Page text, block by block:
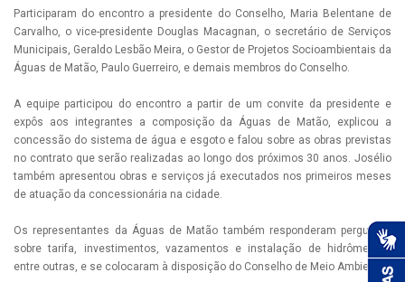
Participaram do encontro a presidente do Conselho, Maria Belentane de
Carvalho, o vice-presidente Douglas Macagnan, o secretário de Serviços
Municipais, Geraldo Lesbão Meira, o Gestor de Projetos Socioambientais da
Águas de Matão, Paulo Guerreiro, e demais membros do Conselho.
A equipe participou do encontro a partir de um convite da presidente e
expôs aos integrantes a composição da Águas de Matão, explicou a
concessão do sistema de água e esgoto e falou sobre as obras previstas
no contrato que serão realizadas ao longo dos próximos 30 anos. Josélio
também apresentou obras e serviços já executados nos primeiros meses
de atuação da concessionária na cidade.
Os representantes da Águas de Matão também responderam perguntas
sobre tarifa, investimentos, vazamentos e instalação de hidrômetros,
entre outras, e se colocaram à disposição do Conselho de Meio Ambiente.